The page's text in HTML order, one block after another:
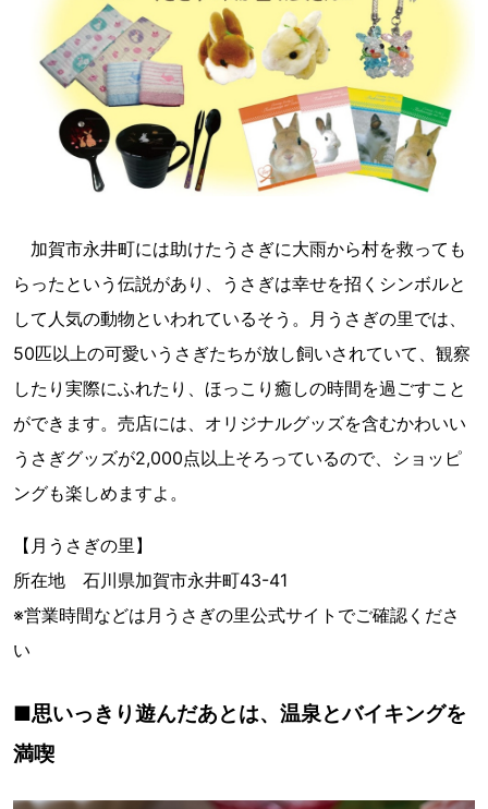
加賀市永井町には助けたうさぎに大雨から村を救っても
らったという伝説があり、うさぎは幸せを招くシンボルと
して人気の動物といわれているそう。月うさぎの里では、
50匹以上の可愛いうさぎたちが放し飼いされていて、観察
したり実際にふれたり、ほっこり癒しの時間を過ごすこと
ができます。売店には、オリジナルグッズを含むかわいい
うさぎグッズが2,000点以上そろっているので、ショッピ
ングも楽しめますよ。
【月うさぎの里】
所在地 石川県加賀市永井町43-41
※営業時間などは月うさぎの里公式サイトでご確認くださ
い
■思いっきり遊んだあとは、温泉とバイキングを
満喫